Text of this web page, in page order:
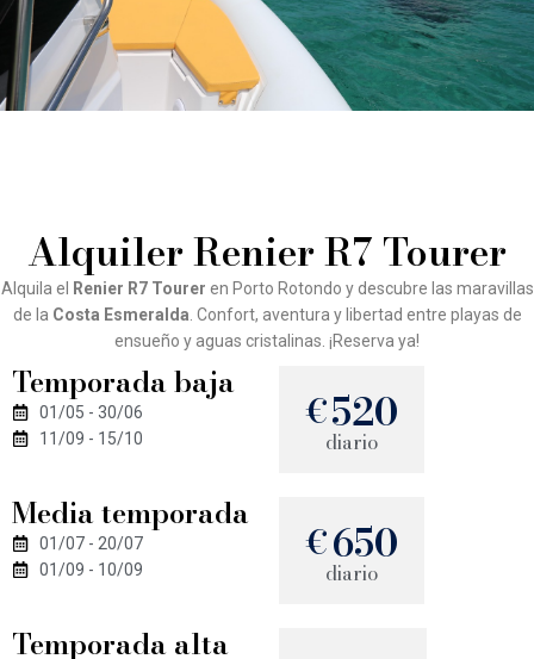
Alquiler Renier R7 Tourer
Alquila el Renier R7 Tourer en Porto Rotondo y descubre las maravillas
de la Costa Esmeralda . Confort, aventura y libertad entre playas de
ensueño y aguas cristalinas. ¡Reserva ya!
Temporada baja
01/05 - 30/06
11/09 - 15/10
€520
diario
Media temporada
01/07 - 20/07
01/09 - 10/09
€650
diario
Temporada alta